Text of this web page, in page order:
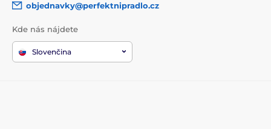
objednavky@perfektnipradlo.cz
Kde nás nájdete
Slovenčina